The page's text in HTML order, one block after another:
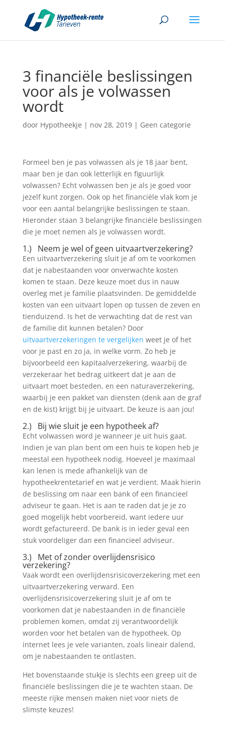
3 financiële beslissingen
voor als je volwassen
wordt
door Hypotheekje | nov 28, 2019| Geen categorie
Formeel ben je pas volwassen als je 18 jaar bent,
maar ben je dan ook letterlijk en figuurlijk
volwassen? Echt volwassen ben je als je goed voor
jezelf kunt zorgen. Ook op het financiële vlak kom je
voor een aantal belangrijke beslissingen te staan.
Hieronder staan 3 belangrijke financiële beslissingen
die je moet nemen als je volwassen wordt.
1.) Neem je wel of geen uitvaartverzekering?
Een uitvaartverzekering sluit je af om te voorkomen
dat je nabestaanden voor onverwachte kosten
komen te staan. Deze keuze moet dus in nauw
overleg met je familie plaatsvinden. De gemiddelde
kosten van een uitvaart lopen op tussen de zeven en
tienduizend. Is het de verwachting dat de rest van
de familie dit kunnen betalen? Door
uitvaartverzekeringen te vergelijken weet je of het
voor je past en zo ja, in welke vorm. Zo heb je
bijvoorbeeld een kapitaalverzekering, waarbij de
verzekeraar het bedrag uitkeert dat je aan de
uitvaart moet besteden, en een naturaverzekering,
waarbij je een pakket van diensten (denk aan de graf
en de kist) krijgt bij je uitvaart. De keuze is aan jou!
2.) Bij wie sluit je een hypotheek af?
Echt volwassen word je wanneer je uit huis gaat.
Indien je van plan bent om een huis te kopen heb je
meestal een hypotheek nodig. Hoeveel je maximaal
kan lenen is mede afhankelijk van de
hypotheekrentetarief en wat je verdient. Maak hierin
de beslissing om naar een bank of een financieel
adviseur te gaan. Het is aan te raden dat je je zo
goed mogelijk hebt voorbereid, want iedere uur
wordt gefactureerd. De bank is in ieder geval een
stuk voordeliger dan een financieel adviseur.
3.) Met of zonder overlijdensrisico
verzekering?
Vaak wordt een overlijdensrisicoverzekering met een
uitvaartverzekering verward. Een
overlijdensrisicoverzekering sluit je af om te
voorkomen dat je nabestaanden in de financiële
problemen komen, omdat zij verantwoordelijk
worden voor het betalen van de hypotheek. Op
internet lees je vele varianten, zoals lineair dalend,
om je nabestaanden te ontlasten.
Het bovenstaande stukje is slechts een greep uit de
financiële beslissingen die je te wachten staan. De
meeste rijke mensen maken niet voor niets de
slimste keuzes!